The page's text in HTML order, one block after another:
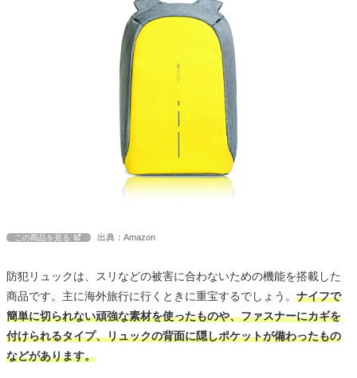
この商品を見る 出典：Amazon
防犯リュックは、スリなどの被害に合わないための機能を搭載した
商品です。主に海外旅行に行くときに重宝するでしょう。 ナイフで
簡単に切られない頑強な素材を使ったものや、ファスナーにカギを
付けられるタイプ、リュックの背面に隠しポケットが備わったもの
などがあります。